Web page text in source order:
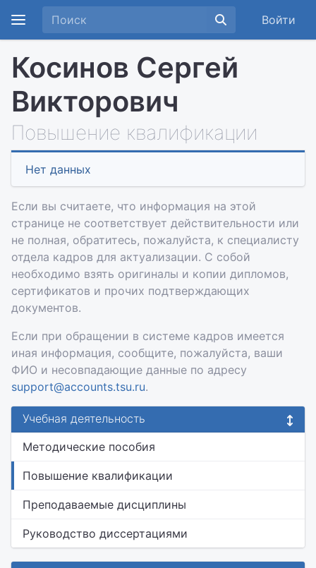
Войти
Косинов Сергей
Викторович
Повышение квалификации
Нет данных
Если вы считаете, что информация на этой
странице не соответствует действительности или
не полная, обратитесь, пожалуйста, к специалисту
отдела кадров для актуализации. С собой
необходимо взять оригиналы и копии дипломов,
сертификатов и прочих подтверждающих
документов.
Если при обращении в системе кадров имеется
иная информация, сообщите, пожалуйста, ваши
ФИО и несовпадающие данные по адресу
support@accounts.tsu.ru.
Учебная деятельность
Методические пособия
Повышение квалификации
Преподаваемые дисциплины
Руководство диссертациями